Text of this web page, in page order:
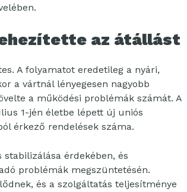
az átállást
A folyamatot eredetileg a nyári,
a vártnál lényegesen nagyobb
a működési problémák számát. A
1-jén életbe lépett új uniós
érkező rendelések száma.
érdekében, és
problémák megszüntetésén.
és a szolgáltatás teljesítménye